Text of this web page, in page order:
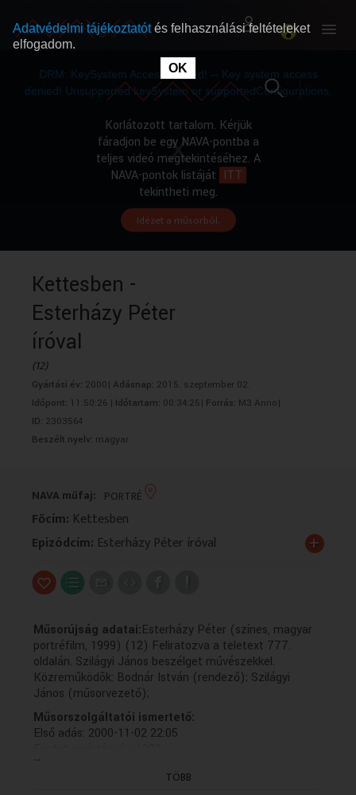
RÓLUNK
RÓLUNK
DRM: KeySystem Access Denied! -- Key system access
denied! Unsupported keySystem or supportedConfigurations.
Korlátozott tartalom. Kérjük
fáradjon be egy NAVA-pontba a
teljes videó megtekintéséhez. A
NAVA-pontok listáját ITT
tekintheti meg.
Idézet a műsorból.
Kettesben -
Esterházy Péter
íróval
(12)
Gyártási év: 2000| Adásnap: 2015. szeptember 02.
Időpont: 11:50:26 | Időtartam: 00:34:25| Forrás: M3 Anno|
ID: 2303564
Beszélt nyelv: magyar
NAVA műfaj: PORTRÉ
Főcím: Kettesben
Epizódcím: Esterházy Péter íróval +
Műsorújság adatai:Esterházy Péter (színes, magyar
portréfilm, 1999) (12) Feliratozva a teletext 777.
oldalán. Szilágyi János beszélget művészekkel.
Közreműködõk: Bodnár István (rendező); Szilágyi
János (műsorvezető);
Műsorszolgáltatói ismertető:
Első adás: 2000-11-02 22:05
...
TÖBB
Adatvédelmi tájékoztatótés felhasználási feltételeket
elfogadom.
OK